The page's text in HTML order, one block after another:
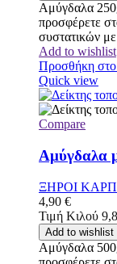
Αμύγδαλα
προσφέρετε
συστατικών
Add to wishlist
Προσθήκη στο
Quick view
Compare
Αμύγδαλα
ΞΗΡΟΙ
4,90 €
Τιμή Κιλού
Add to wishlist
Αμύγδαλα